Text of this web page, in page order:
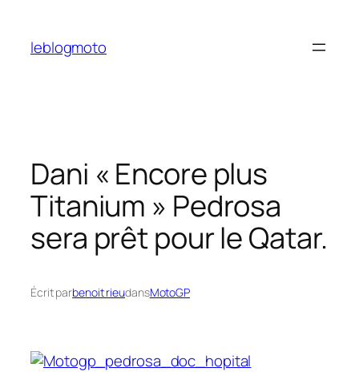
contenu
leblogmoto
Dani « Encore plus
Titanium » Pedrosa
sera prêt pour le Qatar.
Écrit parbenoit rieudansMotoGP